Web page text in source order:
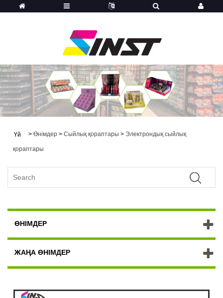
Үй > Өнімдер > Сыйлық қораптары > Электрондық сыйлық
қораптары
ӨНІМДЕР
ЖАҢА ӨНІМДЕР